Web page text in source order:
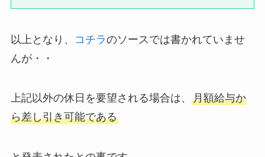
以上となり、 コチラのソースでは書かれていませ
んが・・
上記以外の休日を要望される場合は、 月額給与か
ら差し引き可能である